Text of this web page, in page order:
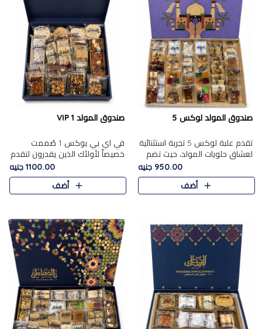
صندوق المولد لوكس 5
تقدم علبة لوكس 5 تجربة استثنائية
لعشاق حلويات المولد، حيث تضم
42 قطعة من تشكيلة فاخرة تجمع
بين أشهر الأصناف التقليدية وأصناف
مميزة مختارة بع..
950.00 جنيه
أضف
صندوق المولد VIP 1
في اي بي بوكس 1 صُممت
خصيصاً لأولئك الذين يقدرون لتقدم
تجربة استثنائية بوكس تجمع بين
أفخر حلويات المولد المصري مع
تشكيلة مختارة من الأصناف ..
1100.00 جنيه
أضف